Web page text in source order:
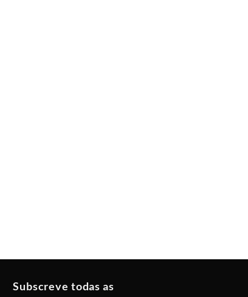
Subscreve todas as